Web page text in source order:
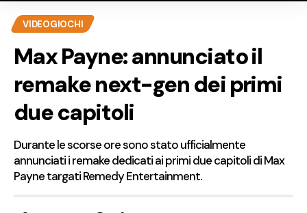
VIDEOGIOCHI
Max Payne: annunciato il
remake next-gen dei primi
due capitoli
Durante le scorse ore sono stato ufficialmente
annunciati i remake dedicati ai primi due capitoli di Max
Payne targati Remedy Entertainment.